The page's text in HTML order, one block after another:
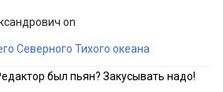
on
Северного Тихого океана
был пьян? Закусывать надо!